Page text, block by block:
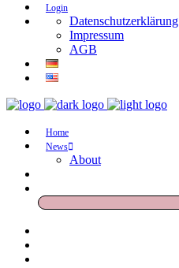
Login
Datenschutzerklärung
Impressum
AGB
Home
News
About